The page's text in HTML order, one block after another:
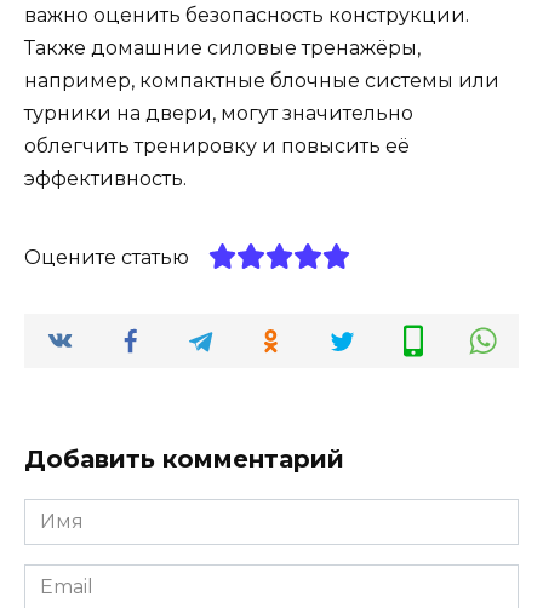
важно оценить безопасность конструкции.
Также домашние силовые тренажёры,
например, компактные блочные системы или
турники на двери, могут значительно
облегчить тренировку и повысить её
эффективность.
Оцените статью
Добавить комментарий
Имя
Email